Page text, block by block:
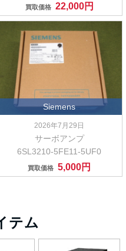
買取価格 22,000円
Siemens
2026年7月29日
サーボアンプ
6SL3210-5FE11-5UF0
買取価格 5,000円
テム